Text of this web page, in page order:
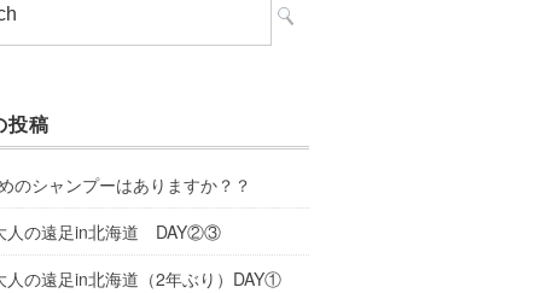
投稿
のシャンプーはありますか？？
人の遠足in北海道 DAY②③
人の遠足in北海道（2年ぶり）DAY①